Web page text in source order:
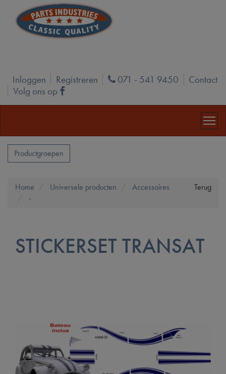
Inloggen Registreren Phone
071 - 541 9450
Contact
Volg ons op
Facebook
Productgroepen
Terug
Home Universele producten
Accessoires
-
STICKERSET TRANSAT